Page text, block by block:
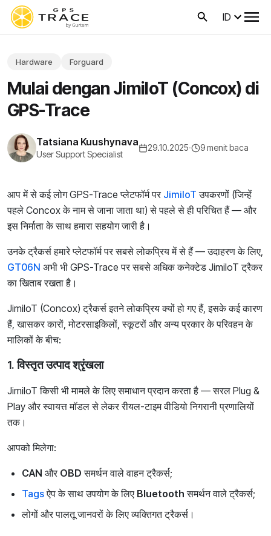
ID
Hardware Forguard
Mulai dengan JimiIoT (Concox) di
GPS-Trace
Tatsiana Kuushynava
User Support Specialist
29.10.2025· 9 menit baca
आप में से कई लोग GPS-Trace प्लेटफॉर्म पर JimiIoT उपकरणों (जिन्हें
पहले Concox के नाम से जाना जाता था) से पहले से ही परिचित हैं — और
इस निर्माता के साथ हमारा सहयोग जारी है।
उनके ट्रैकर्स हमारे प्लेटफॉर्म पर सबसे लोकप्रिय में से हैं — उदाहरण के लिए,
GT06N अभी भी GPS-Trace पर सबसे अधिक कनेक्टेड JimiIoT ट्रैकर
का खिताब रखता है।
JimiIoT (Concox) ट्रैकर्स इतने लोकप्रिय क्यों हो गए हैं, इसके कई कारण
हैं, खासकर कारों, मोटरसाइकिलों, स्कूटरों और अन्य प्रकार के परिवहन के
मालिकों के बीच:
1. विस्तृत उत्पाद श्रृंखला
JimiIoT किसी भी मामले के लिए समाधान प्रदान करता है — सरल Plug &
Play और स्वायत्त मॉडल से लेकर रीयल-टाइम वीडियो निगरानी प्रणालियों
तक।
आपको मिलेगा:
CAN और OBD समर्थन वाले वाहन ट्रैकर्स;
Tagsऐप के साथ उपयोग के लिए Bluetooth समर्थन वाले ट्रैकर्स;
लोगों और पालतू जानवरों के लिए व्यक्तिगत ट्रैकर्स।